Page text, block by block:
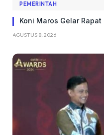
PEMERINTAH
Koni Maros Gelar
AGUSTUS 8, 2026